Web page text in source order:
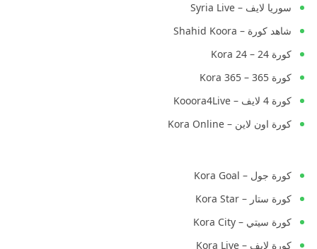
سوريا لايف – Syria Live
شاهد كورة – Shahid Koora
كورة 24 – Kora 24
كورة 365 – Kora 365
كورة 4 لايف – Kooora4Live
كورة اون لاين – Kora Online
كورة جول – Kora Goal
كورة ستار – Kora Star
كورة سيتي – Kora City
كورة لايف – Kora Live